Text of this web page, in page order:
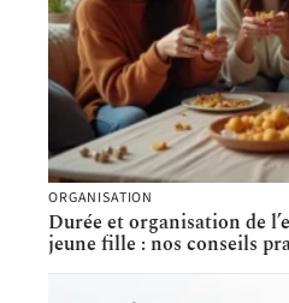
ORGANISATION
Durée et organisation de
jeune fille : nos conseils